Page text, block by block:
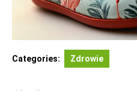
Categories: Zdrowie